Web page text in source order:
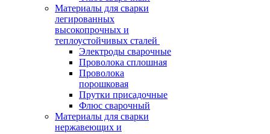
Материалы для сварки
легированных
высокопрочных и
теплоустойчивых сталей
Электроды сварочные
Проволока сплошная
Проволока
порошковая
Прутки присадочные
Флюс сварочный
Материалы для сварки
нержавеющих и